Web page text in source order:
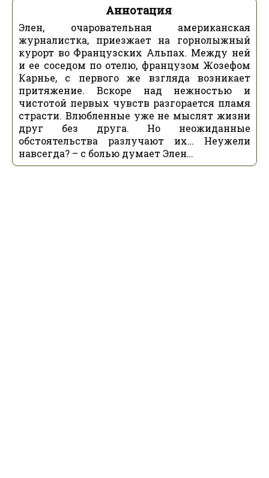
Аннотация
Элен, очаровательная американская
журналистка, приезжает на горнолыжный
курорт во Французских Альпах. Между ней
и ее соседом по отелю, французом Жозефом
Карнье, с первого же взгляда возникает
притяжение. Вскоре над нежностью и
чистотой первых чувств разгорается пламя
страсти. Влюбленные уже не мыслят жизни
друг без друга. Но неожиданные
обстоятельства разлучают их… Неужели
навсегда? – с болью думает Элен…